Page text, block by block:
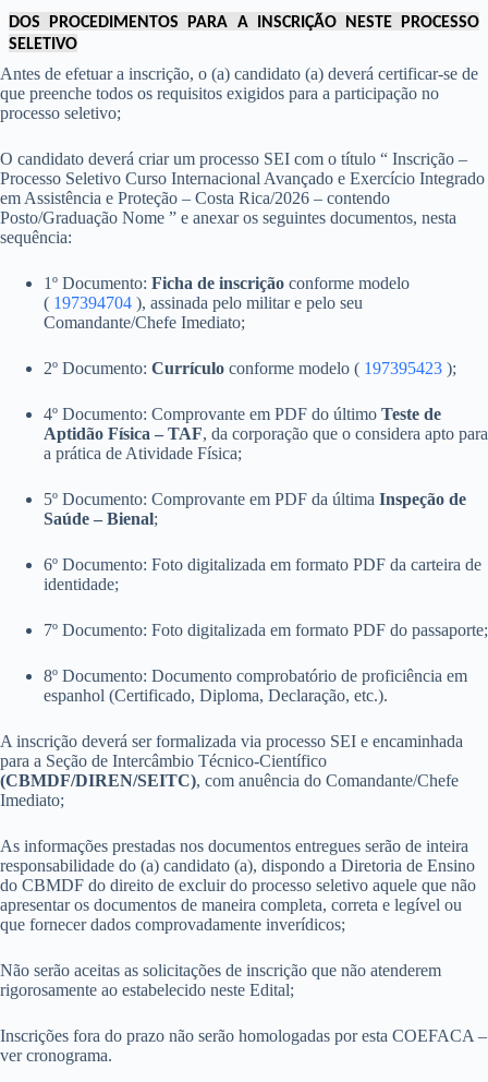
DOS PROCEDIMENTOS PARA A INSCRIÇÃO NESTE PROCESSO
SELETIVO
Antes de efetuar a inscrição, o (a) candidato (a) deverá certificar-se de
que preenche todos os requisitos exigidos para a participação no
processo seletivo;
O candidato deverá criar um processo SEI com o título “ Inscrição –
Processo Seletivo Curso Internacional Avançado e Exercício Integrado
em Assistência e Proteção – Costa Rica/2026 – contendo
Posto/Graduação Nome ” e anexar os seguintes documentos, nesta
sequência:
1º Documento: Ficha de inscrição conforme modelo
( 197394704 ), assinada pelo militar e pelo seu
Comandante/Chefe Imediato;
2º Documento: Currículo conforme modelo ( 197395423 );
4º Documento: Comprovante em PDF do último Teste de
Aptidão Física – TAF, da corporação que o considera apto para
a prática de Atividade Física;
5º Documento: Comprovante em PDF da última Inspeção de
Saúde – Bienal;
6º Documento: Foto digitalizada em formato PDF da carteira de
identidade;
7º Documento: Foto digitalizada em formato PDF do passaporte;
8º Documento: Documento comprobatório de proficiência em
espanhol (Certificado, Diploma, Declaração, etc.).
A inscrição deverá ser formalizada via processo SEI e encaminhada
para a Seção de Intercâmbio Técnico-Científico
(CBMDF/DIREN/SEITC), com anuência do Comandante/Chefe
Imediato;
As informações prestadas nos documentos entregues serão de inteira
responsabilidade do (a) candidato (a), dispondo a Diretoria de Ensino
do CBMDF do direito de excluir do processo seletivo aquele que não
apresentar os documentos de maneira completa, correta e legível ou
que fornecer dados comprovadamente inverídicos;
Não serão aceitas as solicitações de inscrição que não atenderem
rigorosamente ao estabelecido neste Edital;
Inscrições fora do prazo não serão homologadas por esta COEFACA –
ver cronograma.